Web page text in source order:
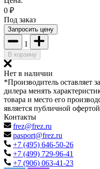
0 ₽
Под заказ
Запросить цену
1
В корзину
Нет в наличии
*Производитель оставляет
дилера менять
товара и место его
является публичной офертой
Контакты
frez@frez.ru
pasport@frez.ru
+7 (495) 646-50-26
+7 (499) 729-96-41
+7 (906) 063-41-23